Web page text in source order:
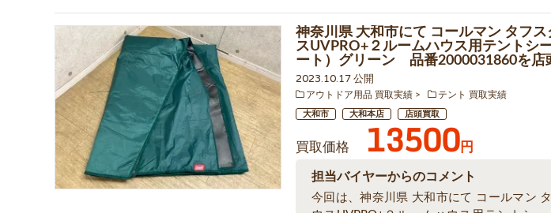
神奈川県 大和市にて コールマン タフ
スUVPRO+２ルームハウス用テントシ
ート）グリーン 品番2000031860を店
2023.10.17 公開
アウトドア用品 買取実績 テント 買取実績
大和市 大和本店 店頭買取
買取価格 13500円
担当バイヤーからのコメント
今回は、神奈川県 大和市にて コールマン